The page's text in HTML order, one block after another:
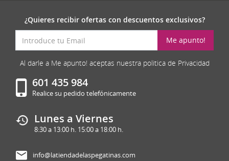
¿Quieres recibir ofertas con descuentos exclusivos?
Me apunto!
Al darle a Me apunto! aceptas nuestra politica de Privacidad
601 435 984
Realice su pedido telefónicamente
Lunes a Viernes
8:30 a 13:00 h. 15:00 a 18:00 h.
info@latiendadelaspegatinas.com